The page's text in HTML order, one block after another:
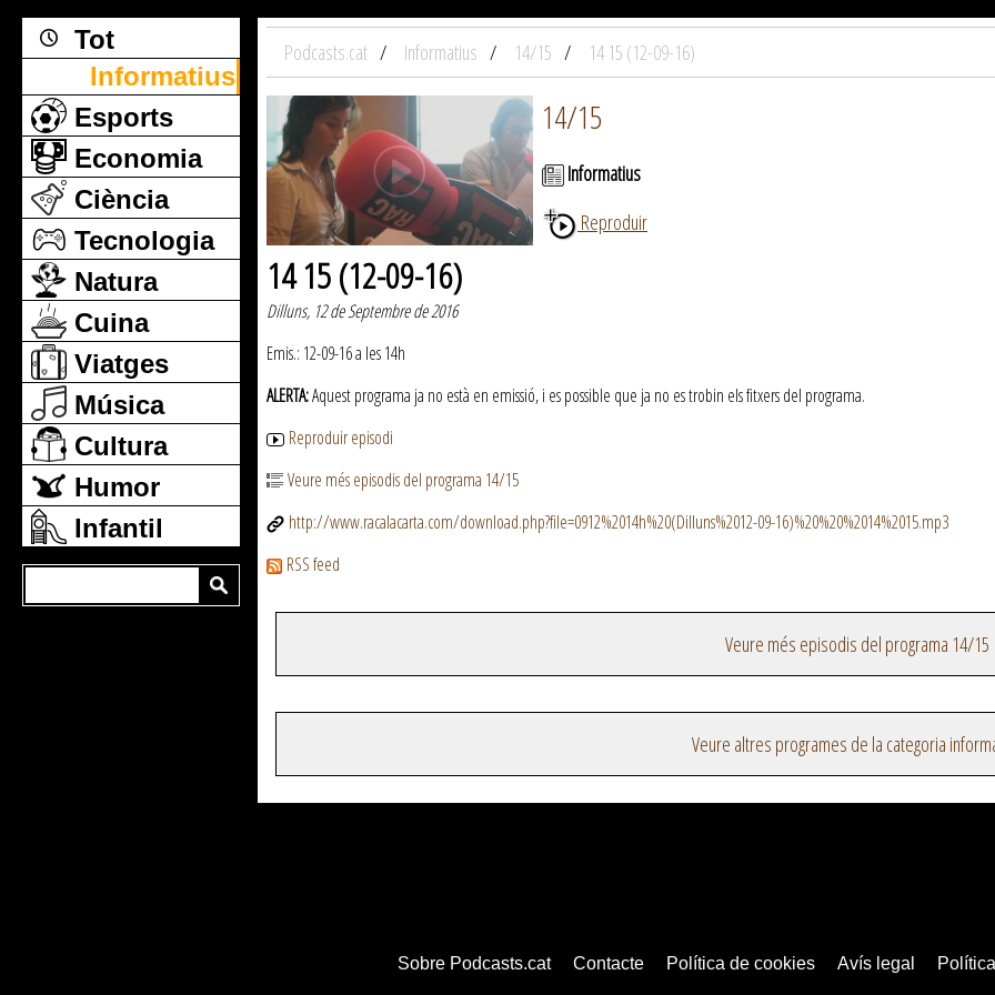
Tot
Informatius
Esports
Economia
Ciència
Tecnologia
Natura
Cuina
Viatges
Música
Cultura
Humor
Infantil
Podcasts.cat Informatius 14/15 14 15 (12-09-16)
14/15
Informatius
Reproduir
14 15 (12-09-16)
Dilluns, 12 de Septembre de 2016
Emis.: 12-09-16 a les 14h
ALERTA:Aquest programa ja no està en emissió, i es possible que ja no es trobin els fitxers del programa.
Reproduir episodi
Veure més episodis del programa 14/15
http://www.racalacarta.com/download.php?file=0912%2014h%20(Dilluns%2012-09-16)%20%20%2014%2015.mp3
RSS feed
Veure més episodis del programa 14/15
Veure altres programes de la categoria
Sobre Podcasts.cat Contacte Política de cookies Avís legal